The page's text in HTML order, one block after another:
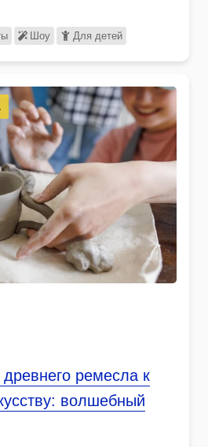
Шоу Для детей
ремесла к
волшебный